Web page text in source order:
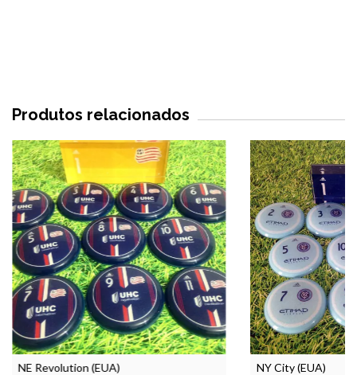
Produtos relacionados
NE Revolution (EUA) NY City (EUA)